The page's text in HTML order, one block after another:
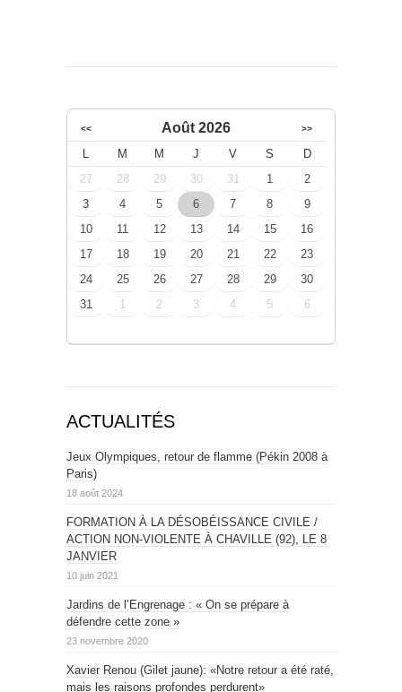
<< Août 2026 >>
M M J V S
D
27
28 29 30 31 1
2
3
4 5 6 7 8
9
10
11 12 13 14 15
16
17
18 19 20 21 22
23
24
25 26 27 28 29
30
31
1 2 3 4 5 6
ACTUALITÉS
Jeux Olympiques, retour de flamme (Pékin 2008 à
Paris)
18 août 2024
FORMATION À LA DÉSOBÉISSANCE CIVILE /
ACTION NON-VIOLENTE À CHAVILLE (92), LE 8
JANVIER
10 juin 2021
Jardins de l’Engrenage : « On se prépare à
défendre cette zone »
23 novembre 2020
Xavier Renou (Gilet jaune): «Notre retour a été raté,
mais les raisons profondes perdurent»